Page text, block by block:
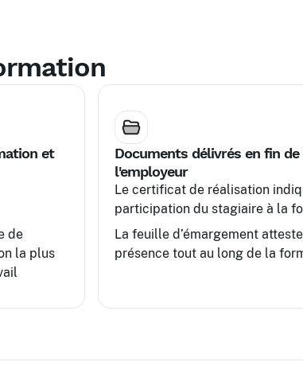
et
de
la plus
Documents délivrés en fin
l'employeur
Le certificat de réalisation
participation du stagiaire à la
La feuille d’émargement
présence tout au long de la